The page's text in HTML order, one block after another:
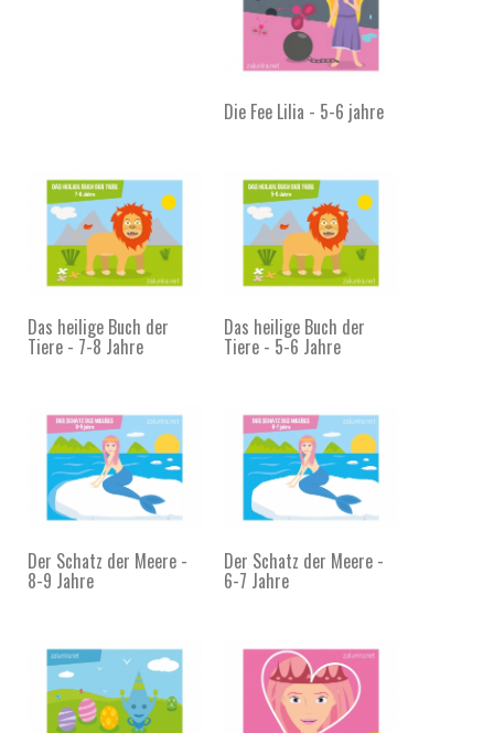
Die Fee Lilia - 5-6 jahre
Das heilige Buch der
Tiere - 7-8 Jahre
Das heilige Buch der
Tiere - 5-6 Jahre
Der Schatz der Meere -
8-9 Jahre
Der Schatz der Meere -
6-7 Jahre